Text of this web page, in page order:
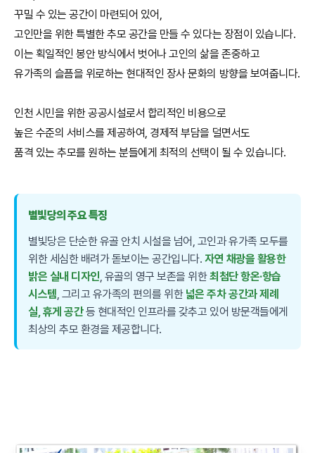
꾸밀 수 있는 공간이 마련되어 있어,
고인만을 위한 특별한 추모 공간을 만들 수 있다는 장점이 있습니다.
이는 획일적인 봉안 방식에서 벗어나 고인의 삶을 존중하고
유가족의 슬픔을 위로하는 현대적인 장사 문화의 방향을 보여줍니다.
인천 시민을 위한 공공시설로서 합리적인 비용으로
높은 수준의 서비스를 제공하여, 경제적 부담을 덜면서도
품격 있는 추모를 원하는 분들에게 최적의 선택이 될 수 있습니다.
별빛당의 주요 특징
별빛당은 단순한 유골 안치 시설을 넘어, 고인과 유가족 모두를
위한 세심한 배려가 돋보이는 공간입니다. 자연 채광을 활용한
밝은 실내 디자인, 유골의 영구 보존을 위한최첨단 항온·항습
시스템, 그리고 유가족의 편의를 위한 넓은 주차 공간과 제례
실, 휴게 공간등 현대적인 인프라를 갖추고 있어 방문객들에게
최상의 추모 환경을 제공합니다.